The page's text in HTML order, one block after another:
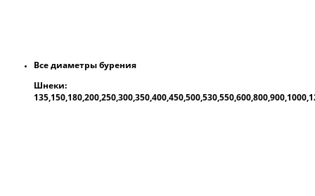
Все диаметры бурения
Шнеки: